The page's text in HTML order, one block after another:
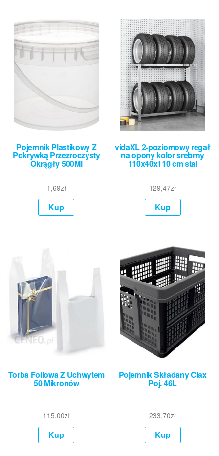
Pojemnik Plastikowy Z
Pokrywką Przezroczysty
Okrągły 500Ml
1,69zł
Kup
vidaXL 2-poziomowy regał
na opony kolor srebrny
110x40x110 cm stal
129,47zł
Kup
Torba Foliowa Z Uchwytem
50 Mikronów
115,00zł
Kup
Pojemnik Składany Clax
Poj. 46L
233,70zł
Kup